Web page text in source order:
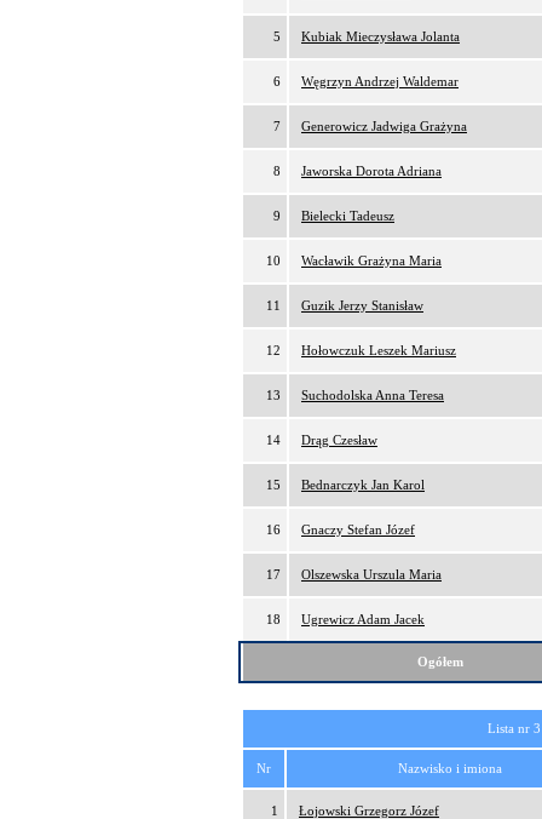
5 Kubiak Mieczysława Jolanta
6 Węgrzyn Andrzej Waldemar
7 Generowicz Jadwiga Grażyna
8 Jaworska Dorota Adriana
9 Bielecki Tadeusz
10 Wacławik Grażyna Maria
11 Guzik Jerzy Stanisław
12 Hołowczuk Leszek Mariusz
13 Suchodolska Anna Teresa
14 Drąg Czesław
15 Bednarczyk Jan Karol
16 Gnaczy Stefan Józef
17 Olszewska Urszula Maria
18 Ugrewicz Adam Jacek
Ogółem
Lista nr
Nr Nazwisko i imiona
1 Łojowski Grzegorz Józef